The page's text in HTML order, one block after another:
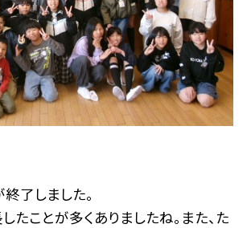
了しました。
たことが多くありましたね。また、た